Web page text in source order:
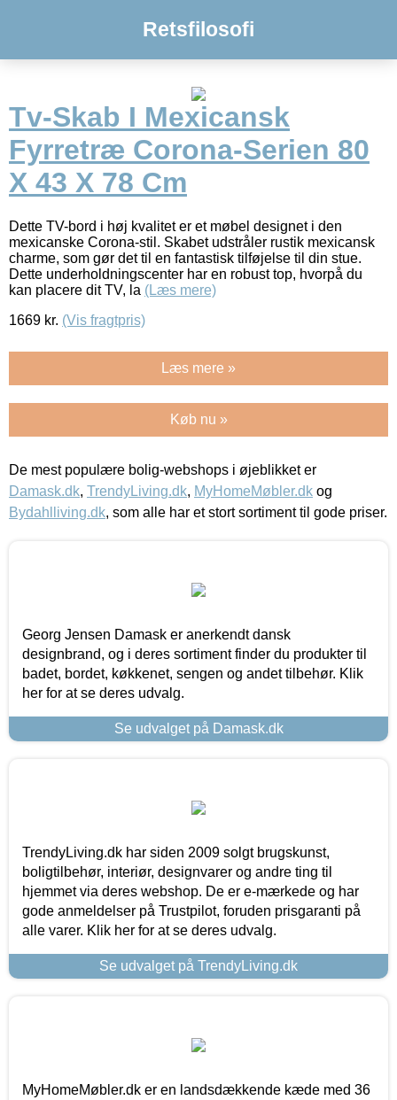
Retsfilosofi
Tv-Skab I Mexicansk
Fyrretræ Corona-Serien 80
X 43 X 78 Cm
Dette TV-bord i høj kvalitet er et møbel designet i den
mexicanske Corona-stil. Skabet udstråler rustik mexicansk
charme, som gør det til en fantastisk tilføjelse til din stue.
Dette underholdningscenter har en robust top, hvorpå du
kan placere dit TV, la (Læs mere)
1669 kr. (Vis fragtpris)
Læs mere »
Køb nu »
De mest populære bolig-webshops i øjeblikket er
Damask.dk, TrendyLiving.dk, MyHomeMøbler.dk og
Bydahlliving.dk, som alle har et stort sortiment til gode priser.
Georg Jensen Damask er anerkendt dansk
designbrand, og i deres sortiment finder du produkter til
badet, bordet, køkkenet, sengen og andet tilbehør. Klik
her for at se deres udvalg.
Se udvalget på Damask.dk
TrendyLiving.dk har siden 2009 solgt brugskunst,
boligtilbehør, interiør, designvarer og andre ting til
hjemmet via deres webshop. De er e-mærkede og har
gode anmeldelser på Trustpilot, foruden prisgaranti på
alle varer. Klik her for at se deres udvalg.
Se udvalget på TrendyLiving.dk
MyHomeMøbler.dk er en landsdækkende kæde med 36